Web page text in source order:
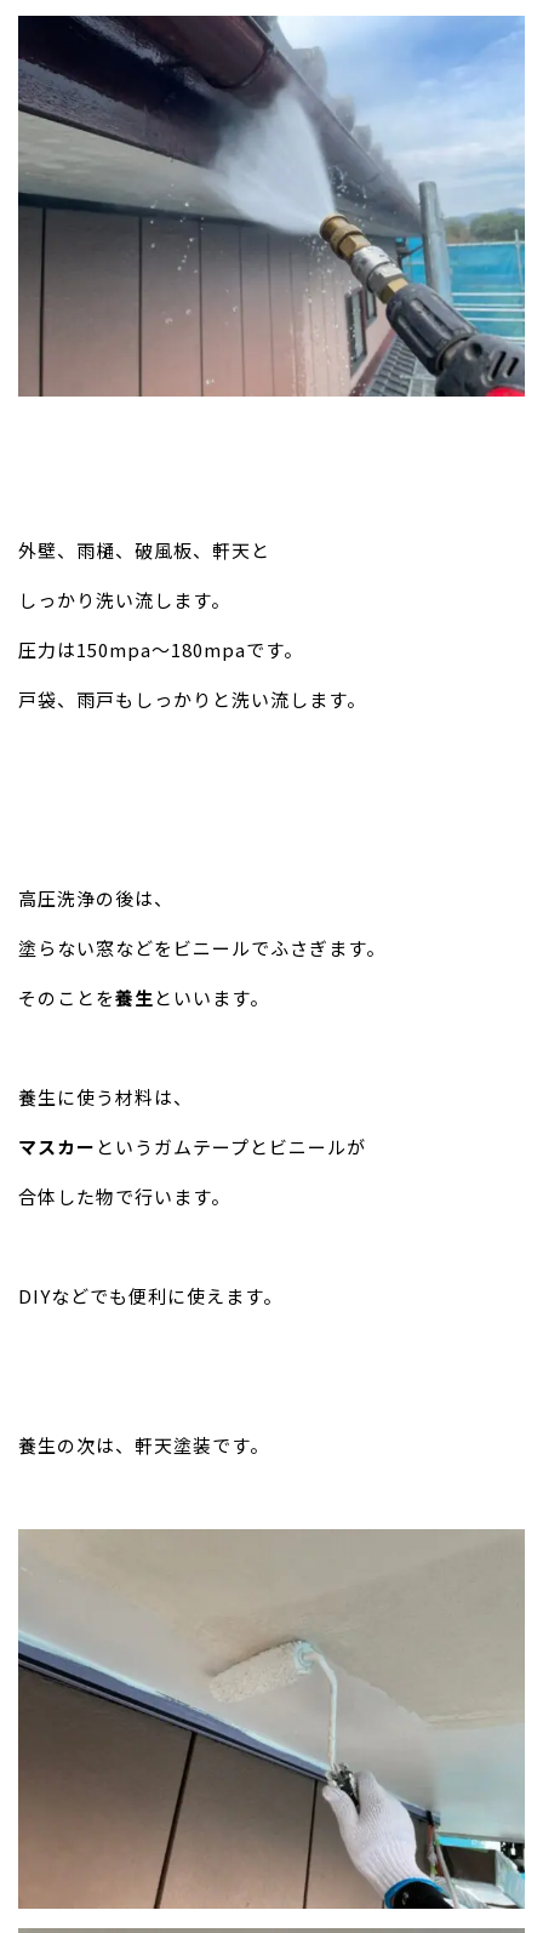
外壁、雨樋、破風板、軒天と
しっかり洗い流します。
圧力は150mpa～180mpaです。
戸袋、雨戸もしっかりと洗い流します。
高圧洗浄の後は、
塗らない窓などをビニールでふさぎます。
そのことを養生 といいます。
養生に使う材料は、
マスカー というガムテープとビニールが
合体した物で行います。
DIYなどでも便利に使えます。
養生の次は、軒天塗装です。